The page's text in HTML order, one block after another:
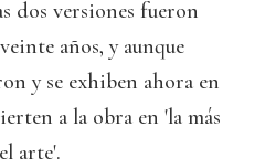
dos versiones fueron
años, y aunque
y se exhiben ahora en
a la obra en 'la más
arte'.